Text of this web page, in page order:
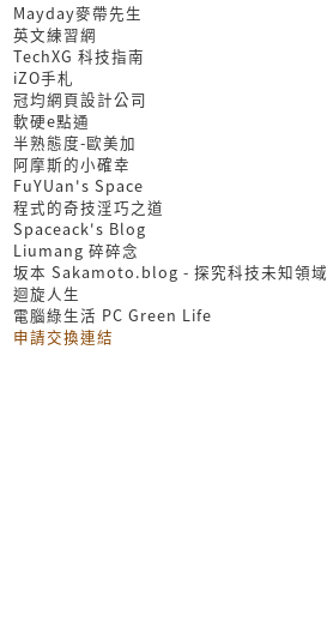
Mayday麥帶先生
英文練習網
TechXG 科技指南
iZO手札
冠均網頁設計公司
軟硬e點通
半熟態度-歐美加
阿摩斯的小確幸
FuYUan's Space
程式的奇技淫巧之道
Spaceack's Blog
Liumang 碎碎念
坂本 Sakamoto.blog - 探究科技未知領域
迴旋人生
電腦綠生活 PC Green Life
申請交換連結